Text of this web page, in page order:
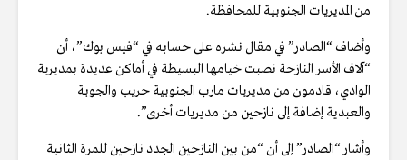
من المديريات الجنوبية للمحافظة.
وأضاف “الصادر” في مقال نشره على حسابه في “فيس بوك”، أن
“آلاف الأسر النازحة نصبت خيامها البسيطة في أماكن عديدة بمديرية
الوادي، قادمون من مديريات مارب الجنوبية حريب والجوبة
والعبدية إضافة إلى نازحين من مديريات أخرى”.
وأشار “الصادر” إلى أن “من بين النازحين الجدد نازحين للمرة الثانية